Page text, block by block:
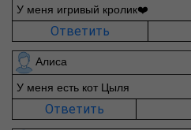
У меня игривый кролик❤️
Ответить
Алиса
У меня есть кот Цыля
Ответить